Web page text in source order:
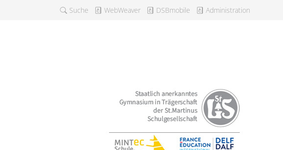
Suche WebWeaver DSBmobile Administration